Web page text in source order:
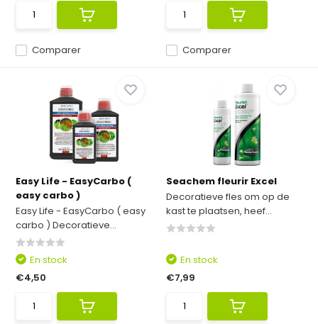
Comparer Comparer
Easy Life - EasyCarbo (
easy carbo )
Easy Life - EasyCarbo ( easy
carbo ) Decoratieve...
En stock
€4,50
Seachem fleurir Excel
Decoratieve fles om op de
kast te plaatsen, heef...
En stock
€7,99